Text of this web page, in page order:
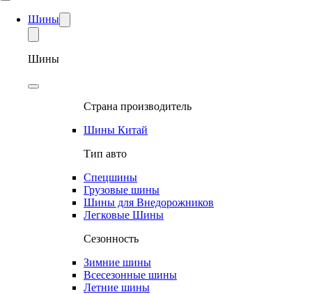
Шины
Шины
Страна производитель
Шины Китай
Тип авто
Спецшины
Грузовые шины
Шины для Внедорожников
Легковые Шины
Сезонность
Зимние шины
Всесезонные шины
Летние шины